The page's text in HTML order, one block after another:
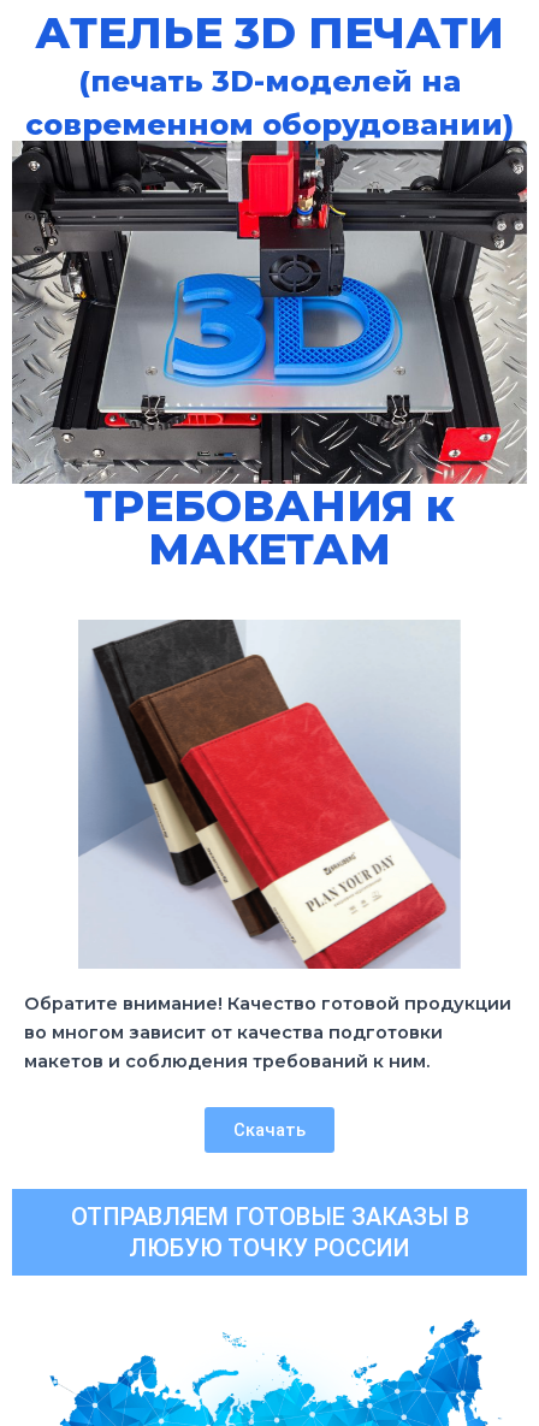
АТЕЛЬЕ 3D ПЕЧАТИ
(печать 3D-моделей на
современном оборудовании)
ТРЕБОВАНИЯ к
МАКЕТАМ
Обратите внимание! Качество готовой продукции
во многом зависит от качества подготовки
макетов и соблюдения требований к ним.
Скачать
ОТПРАВЛЯЕМ ГОТОВЫЕ ЗАКАЗЫ В
ЛЮБУЮ ТОЧКУ РОССИИ